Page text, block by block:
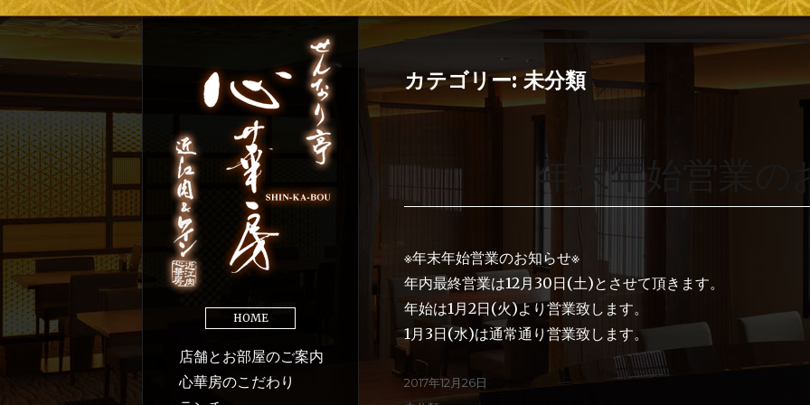
ENGLISH
カテゴリー: 未分類
年末年始営業の
※年末年始営業のお知らせ※
年内最終営業は12月30日(土)とさせて頂きます。
年始は1月2日(火)より営業致します。
1月3日(水)は通常通り営業致します。
2017年12月26日
HOME
店舗とお部屋のご案内
心華房のこだわり